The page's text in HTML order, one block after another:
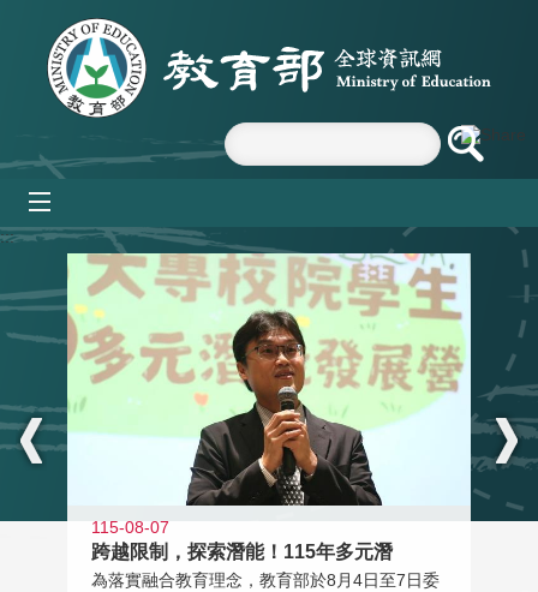
跳到主要內容區塊
:::
115-08-07
跨越限制，探索潛能！115年多元潛
為落實融合教育理念，教育部於8月4日至7日委